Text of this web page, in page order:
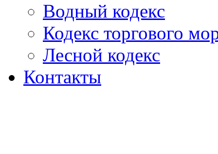
Водный кодекс
Кодекс торгового
Лесной кодекс
Контакты